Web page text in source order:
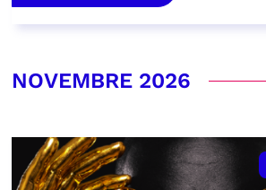
NOVEMBRE 2026